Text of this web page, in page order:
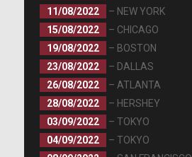
11/08/2022
– NEW YORK
15/08/2022
– CHICAGO
19/08/2022
– BOSTON
23/08/2022
– DALLAS
26/08/2022
– ATLANTA
28/08/2022
– HERSHEY
03/09/2022
– TOKYO
04/09/2022
– TOKYO